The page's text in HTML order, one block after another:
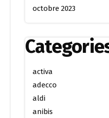
octobre 2023
activa
adecco
aldi
anibis